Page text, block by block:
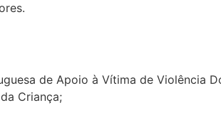
de Apoio à Vítima de Violência
Criança;